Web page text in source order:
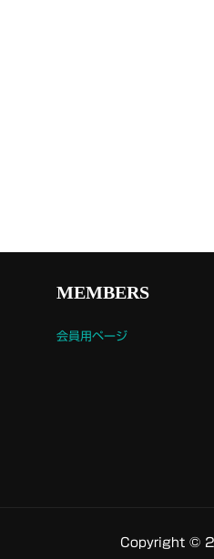
MEMBERS
会員用ページ
Copyright ©